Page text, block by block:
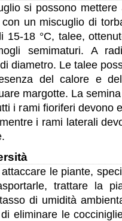
si possono
un miscuglio di
15-18 °C, talee,
semimaturi. A
diametro. Le talee
del calore e
margotte. La
i rami fioriferi devono
i rami laterali
le piante,
trattare la
di umidità
eliminare le